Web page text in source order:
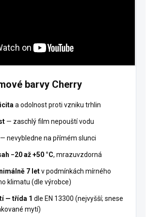
barvy Cherry
a odolnost proti vzniku trhlin
— zaschlý film nepouští vodu
— nevybledne na přímém slunci
−20 až +50 °C, mrazuvzdorná
7 letv podmínkách mírného
klimatu (dle výrobce)
— třída 1 dle EN 13300 (nejvyšší; snese
mytí)